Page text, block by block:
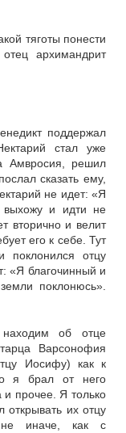
тяготы понести
архимандрит
поддержал
стал уже
Амвросия, решил
сказать ему,
не идет: «Я
выхожу и идти не
вторично и велит
его к себе. Тут
отцу
«Я благочинный и
поклонюсь».
об отце
Варсонофия
Иосифу) как к
я брал от него
и прочее. Я только
открывать их отцу
иначе, как с